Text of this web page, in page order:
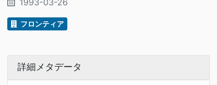
1993-03-26
フロンティア
詳細メタデータ